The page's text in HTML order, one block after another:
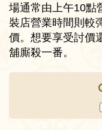
場通常由上午10點
裝店營業時間則較
價。想要享受討價
舖廝殺一番。